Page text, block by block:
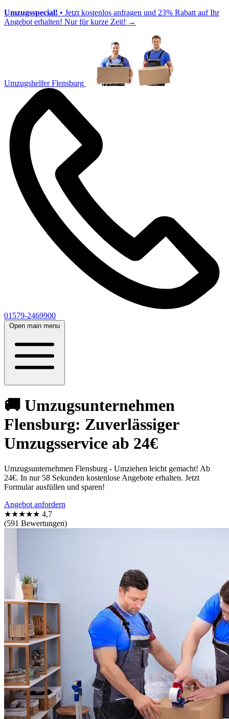
Umzugsspecial! • Jetzt kostenlos anfragen und 23% Rabatt auf Ihr
Angebot erhalten! Nur für kurze Zeit! →
Umzugshelfer Flensburg
01579-2469900
Open main menu
🚚 Umzugsunternehmen
Flensburg: Zuverlässiger
Umzugsservice ab 24€
Umzugsunternehmen Flensburg - Umziehen leicht gemacht! Ab
24€. In nur 58 Sekunden kostenlose Angebote erhalten. Jetzt
Formular ausfüllen und sparen!
Angebot anfordern
★★★★★ 4,7
(591 Bewertungen)